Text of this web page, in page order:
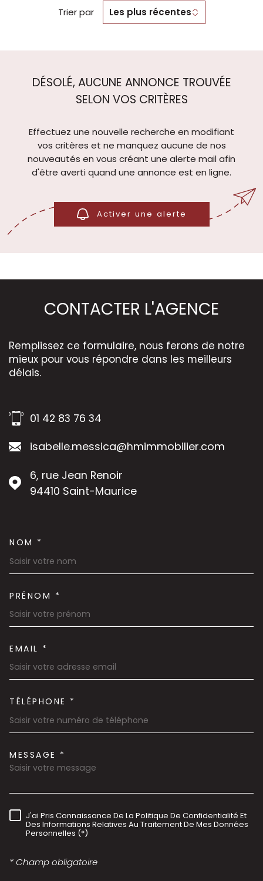
Trier par Les plus récentes
DÉSOLÉ, AUCUNE ANNONCE TROUVÉE
SELON VOS CRITÈRES
Effectuez une nouvelle recherche en modifiant
vos critères et ne manquez aucune de nos
nouveautés en vous créant une alerte mail afin
d'être averti quand une annonce est en ligne.
Activer une alerte
CONTACTER L'AGENCE
Remplissez ce formulaire, nous ferons de notre
mieux pour vous répondre dans les meilleurs
délais.
01 42 83 76 34
isabelle.messica@hmimmobilier.com
6, rue Jean Renoir
94410
Saint-Maurice
NOM *
PRÉNOM *
EMAIL *
TÉLÉPHONE *
MESSAGE *
RÈGLEMENTATION
J'ai Pris Connaissance De La Politique De Confidentialité Et
Des Informations Relatives Au Traitement De Mes Données
Personnelles (*)
* Champ obligatoire